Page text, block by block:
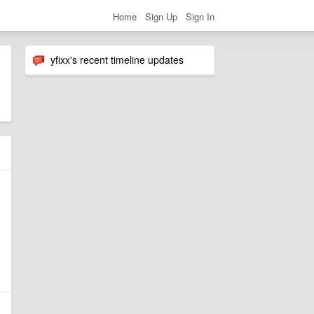
Home Sign Up Sign In
yfixx's recent timeline updates